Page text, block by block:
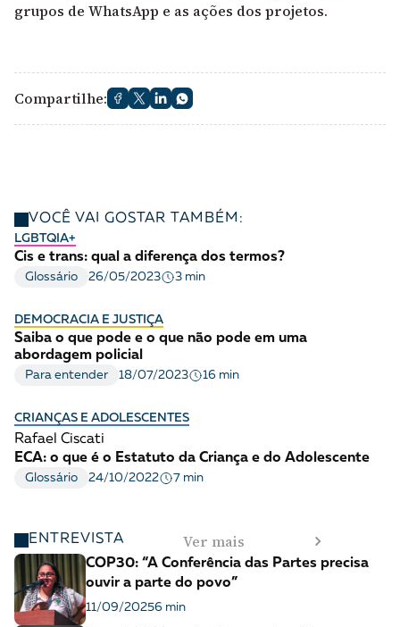
grupos de WhatsApp e as ações dos projetos.
Compartilhe:
VOCÊ VAI GOSTAR TAMBÉM:
LGBTQIA+
Cis e trans: qual a diferença dos termos?
Glossário 26/05/2023 3 min
DEMOCRACIA E JUSTIÇA
Saiba o que pode e o que não pode em uma
abordagem policial
Para entender 18/07/2023 16 min
CRIANÇAS E ADOLESCENTES
Rafael Ciscati
ECA: o que é o Estatuto da Criança e do Adolescente
Glossário 24/10/2022 7 min
ENTREVISTA Ver mais
COP30: “A Conferência das Partes precisa
ouvir a parte do povo”
11/09/20256 min